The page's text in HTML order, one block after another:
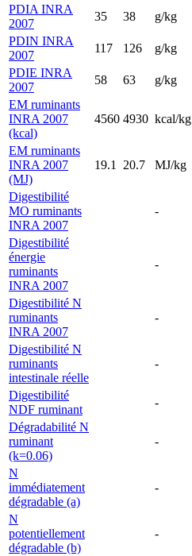
PDIA INRA
2007
35 38 g/kg
PDIN INRA
2007
117 126 g/kg
PDIE INRA
2007
58 63 g/kg
EM ruminants
INRA 2007
(kcal)
4560 4930 kcal/kg
EM ruminants
INRA 2007
(MJ)
19.1 20.7 MJ/kg
Digestibilité
MO ruminants
INRA 2007
-
Digestibilité
énergie
ruminants
INRA 2007
-
Digestibilité N
ruminants
INRA 2007
-
Digestibilité N
ruminants
intestinale réelle
-
Digestibilité
NDF ruminant
-
Dégradabilité N
ruminant
(k=0.06)
-
N
immédiatement
dégradable (a)
-
N
potentiellement
dégradable (b)
-